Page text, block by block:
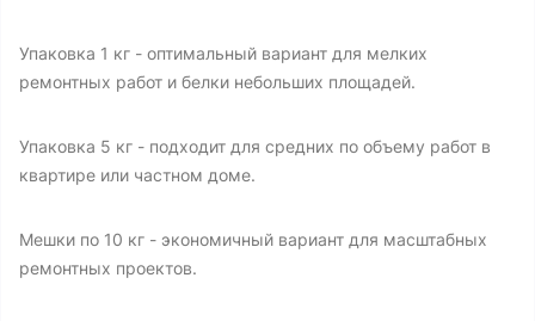
Упаковка 1 кг - оптимальный вариант для мелких
ремонтных работ и белки небольших площадей.
Упаковка 5 кг - подходит для средних по объему работ в
квартире или частном доме.
Мешки по 10 кг - экономичный вариант для масштабных
ремонтных проектов.